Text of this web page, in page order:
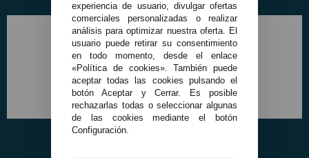
experiencia de usuario, divulgar ofertas
comerciales personalizadas o realizar
análisis para optimizar nuestra oferta. El
usuario puede retirar su consentimiento
en todo momento, desde el enlace
«Política de cookies». También puede
aceptar todas las cookies pulsando el
botón Aceptar y Cerrar. Es posible
rechazarlas todas o seleccionar algunas
de las cookies mediante el botón
Configuración.